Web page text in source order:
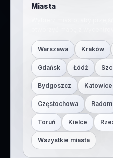
Miasta
Warszawa Kraków
Gdańsk Łódź
Bydgoszcz Katowice
Częstochowa Radom
Toruń Kielce
Wszystkie miasta